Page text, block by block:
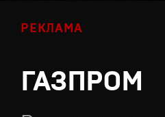
РЕКЛАМА
ГАЗПРОМ